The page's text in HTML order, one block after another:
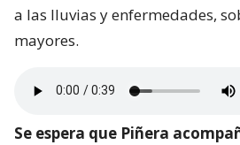
a las lluvias y enfermedades,
mayores.
Se espera que Piñera